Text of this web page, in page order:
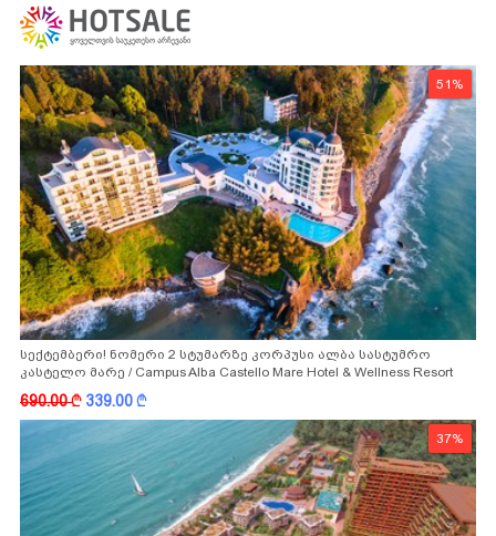
51%
სექტემბერი! ნომერი 2 სტუმარზე კორპუსი ალბა სასტუმრო
კასტელო მარე / Campus Alba Castello Mare Hotel & Wellness Resort
690.00k 339.00k
37%